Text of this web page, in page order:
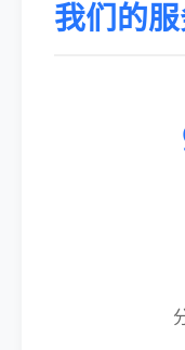
我们的